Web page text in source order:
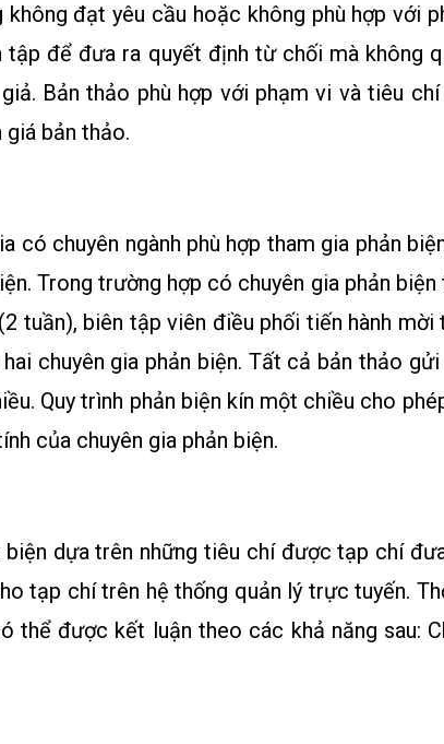
đạt yêu cầu hoặc không phù hợp với
để đưa ra quyết định từ chối mà không
Bản thảo phù hợp với phạm vi và tiêu
bản thảo.
có chuyên ngành phù hợp tham gia phản
Trong trường hợp có chuyên gia phản
tuần), biên tập viên điều phối tiến hành
chuyên gia phản biện. Tất cả bản thảo
Quy trình phản biện kín một chiều cho
của chuyên gia phản biện.
dựa trên những tiêu chí được tạp chí
tạp chí trên hệ thống quản lý trực tuyến.
thể được kết luận theo các khả năng sau: